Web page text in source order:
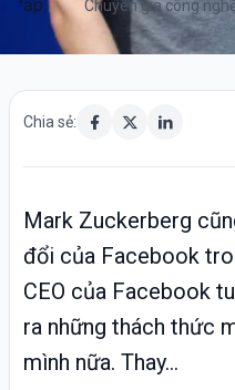
Chuyên gia công
Chia sẻ:
Mark Zuckerberg
đổi của Facebook
CEO của Facebook
ra những thách thức
mình nữa. Thay...